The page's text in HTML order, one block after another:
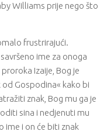
Williams prije nego što
frustrirajući.
ime za onoga
Izaije, Bog je
Gospodina« kako bi
znak, Bog mu ga je
sina i nedjenuti mu
ime i on će biti znak